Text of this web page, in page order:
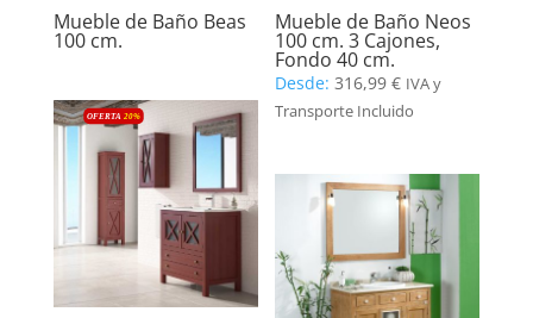
Mueble de Baño Beas
100 cm.
Mueble de Baño Neos
100 cm. 3 Cajones,
Fondo 40 cm.
Desde:316,99€ IVA y
Transporte Incluido
OFERTA 20%